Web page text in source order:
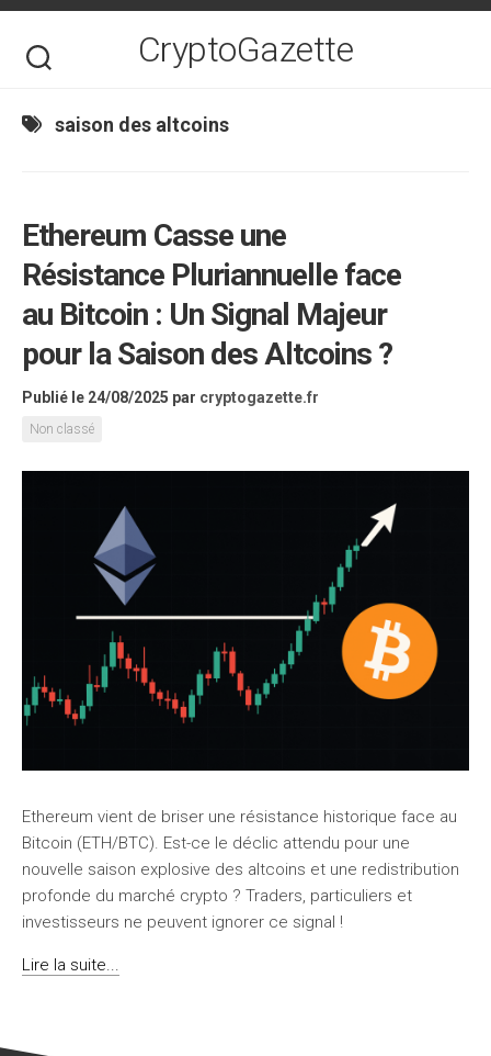
Skip
content
CryptoGazette
saison des altcoins
Ethereum Casse une
Résistance Pluriannuelle face
au Bitcoin : Un Signal Majeur
pour la Saison des Altcoins ?
Publié le 24/08/2025 par cryptogazette.fr
Non classé
Ethereum vient de briser une résistance historique face au
Bitcoin (ETH/BTC). Est-ce le déclic attendu pour une
nouvelle saison explosive des altcoins et une redistribution
profonde du marché crypto ? Traders, particuliers et
investisseurs ne peuvent ignorer ce signal !
Lire la suite...